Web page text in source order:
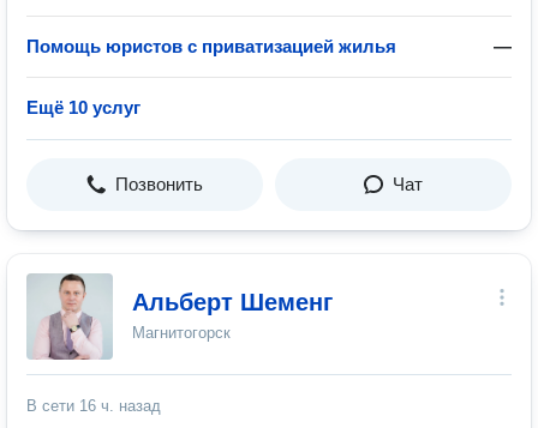
Помощь юристов с приватизацией жилья —
Ещё 10 услуг
Позвонить Чат
Альберт Шеменг
Магнитогорск
В сети 16 ч. назад